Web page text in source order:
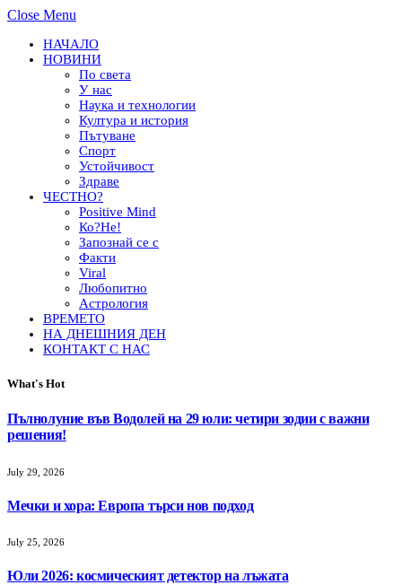
Close Menu
НАЧАЛО
НОВИНИ
По света
У нас
Наука и технологии
Култура и история
Пътуване
Спорт
Устойчивост
Здраве
ЧЕСТНО?
Positive Mind
Ко?Не!
Запознай се с
Факти
Viral
Любопитно
Астрология
ВРЕМЕТО
НА ДНЕШНИЯ ДЕН
КОНТАКТ С НАС
What's Hot
Пълнолуние във Водолей на 29 юли: четири зодии с важни
решения!
July 29, 2026
Мечки и хора: Европа търси нов подход
July 25, 2026
Юли 2026: космическият детектор на лъжата